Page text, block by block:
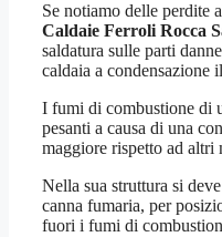
Se notiamo delle perdite
Caldaie Ferroli Rocca
saldatura sulle parti
caldaia a condensazione
I fumi di combustione di
pesanti a causa di una
maggiore rispetto ad altri
Nella sua struttura si
canna fumaria, per
fuori i fumi di